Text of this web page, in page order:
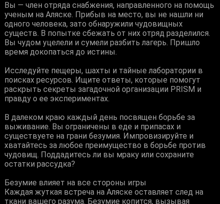
Вы — член отряда снабжения, направленного на помощь
ученым на Аляске. Прибыв на место, вы не нашли ни
одного человека, зато обнаружили чудовищных
существ. В попытке сбежать от них отряд разделился.
Вы чудом уцелели и сумели разбить лагерь. Пришло
время докопаться до истины.
Исследуйте пещеры, шахты и тайные лаборатории в
поисках ресурсов. Ищите ответы, которые помогут
раскрыть секреты загадочной организации PRISM и
правду о ее экспериментах.
В далеком краю каждый день посвящен борьбе за
выживание. Вы ограничены в еде и припасах и
существуете на грани безумия. Импровизируйте и
хватайтесь за любое преимущество в борьбе против
чудовищ. Поддадитесь ли вы мраку или сохраните
остатки рассудка?
Безумие влияет на все стороны игры
Каждая жуткая встреча на Аляске оставляет след на
ткани вашего разума. Безумие копится, вызывая